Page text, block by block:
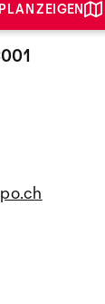
ZEIGEN